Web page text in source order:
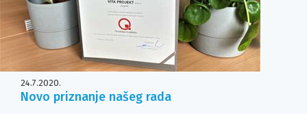
24.7.2020.
Novo priznanje našeg rada